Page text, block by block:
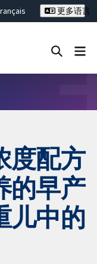
更多语言
度配方
的早产
儿中的